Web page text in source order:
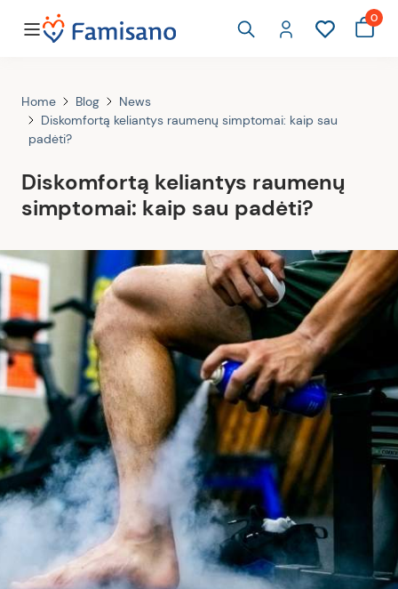
0
Home Blog
News
Diskomfortą keliantys raumenų simptomai: kaip sau
padėti?
Diskomfortą keliantys raumenų
simptomai: kaip sau padėti?